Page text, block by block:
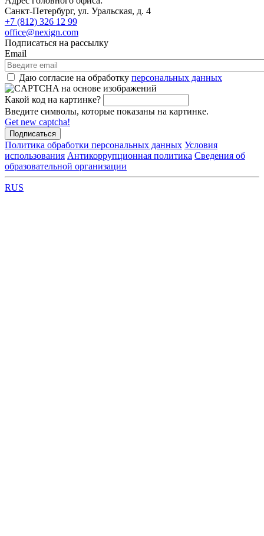
Санкт-Петербург, ул. Уральская, д. 4
+7 (812) 326 12 99
office@nexign.com
Подписаться на рассылку
Email
Даю согласие на обработку персональных данных
Какой код на картинке?
Введите символы, которые показаны на картинке.
Get new captcha!
Политика обработки персональных данных Условия
использования Антикоррупционная политика Сведения об
образовательной организации
RUS